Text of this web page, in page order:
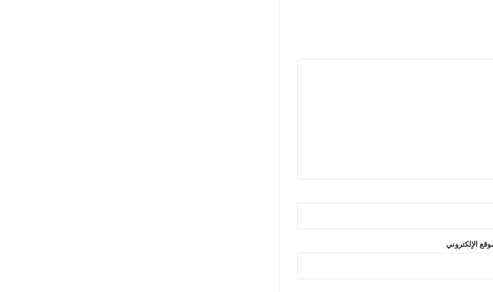
الإلكتروني